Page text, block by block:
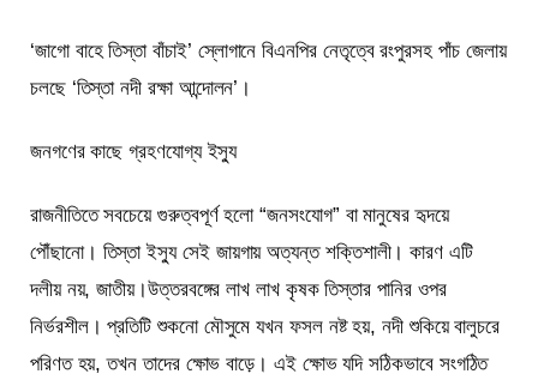
‘জাগো বাহে তিস্তা বাঁচাই’ স্লোগানে বিএনপির নেতৃত্বে রংপুরসহ পাঁচ জেলায়
চলছে ‘তিস্তা নদী রক্ষা আন্দোলন’।
জনগণের কাছে গ্রহণযোগ্য ইস্যু
রাজনীতিতে সবচেয়ে গুরুত্বপূর্ণ হলো “জনসংযোগ” বা মানুষের হৃদয়ে
পৌঁছানো। তিস্তা ইস্যু সেই জায়গায় অত্যন্ত শক্তিশালী। কারণ এটি
দলীয় নয়, জাতীয়।উত্তরবঙ্গের লাখ লাখ কৃষক তিস্তার পানির ওপর
নির্ভরশীল। প্রতিটি শুকনো মৌসুমে যখন ফসল নষ্ট হয়, নদী শুকিয়ে বালুচরে
পরিণত হয়, তখন তাদের ক্ষোভ বাড়ে। এই ক্ষোভ যদি সঠিকভাবে সংগঠিত